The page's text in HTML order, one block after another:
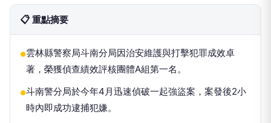
📋 重點摘要
●雲林縣警察局斗南分局因治安維護與打擊犯罪成效卓
著，榮獲偵查績效評核團體A組第一名。
●斗南警分局於今年4月迅速偵破一起強盜案，案發後2小
時內即成功逮捕犯嫌。